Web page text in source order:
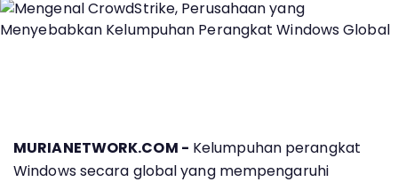
MURIANETWORK.COM - Kelumpuhan perangkat
Windows secara global yang mempengaruhi